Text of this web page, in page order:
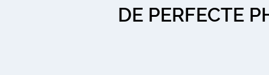
DE PERFECTE